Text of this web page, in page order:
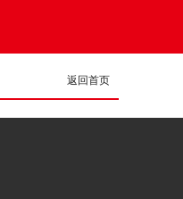
返回首页